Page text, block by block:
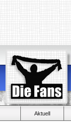
Aktuell